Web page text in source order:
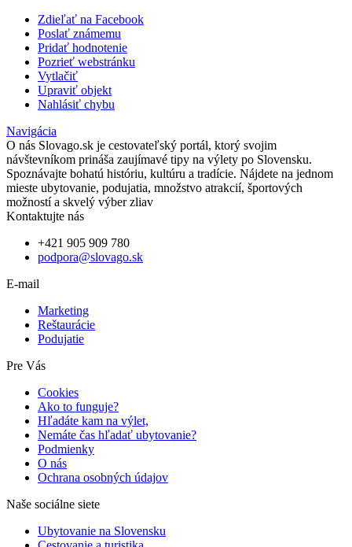
Zdieľať na Facebook
Poslať známemu
Pridať hodnotenie
Pozrieť webstránku
Vytlačiť
Upraviť objekt
Nahlásiť chybu
Navigácia
O nás Slovago.sk je cestovateľský portál, ktorý svojim
návštevníkom prináša zaujímavé tipy na výlety po Slovensku.
Spoznávajte bohatú históriu, kultúru a tradície. Nájdete na jednom
mieste ubytovanie, podujatia, množstvo atrakcií, športových
možností a skvelý výber zliav
Kontaktujte nás
+421 905 909 780
podpora@slovago.sk
E-mail
Marketing
Reštaurácie
Podujatie
Pre Vás
Cookies
Ako to funguje?
Hľadáte kam na výlet,
Nemáte čas hľadať ubytovanie?
Podmienky
O nás
Ochrana osobných údajov
Naše sociálne siete
Ubytovanie na Slovensku